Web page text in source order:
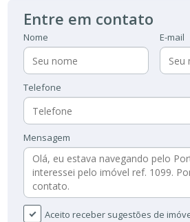
Entre em contato
Nome E-mail
Telefone
Mensagem
Aceito receber sugestões de